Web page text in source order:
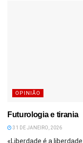
OPINIÃO
Futurologia e tirania
31 DE JANEIRO, 2026
«Liberdade é a